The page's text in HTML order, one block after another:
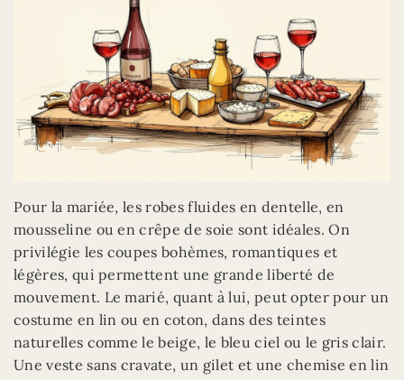
Pour la mariée, les robes fluides en dentelle, en
mousseline ou en crêpe de soie sont idéales. On
privilégie les coupes bohèmes, romantiques et
légères, qui permettent une grande liberté de
mouvement. Le marié, quant à lui, peut opter pour un
costume en lin ou en coton, dans des teintes
naturelles comme le beige, le bleu ciel ou le gris clair.
Une veste sans cravate, un gilet et une chemise en lin